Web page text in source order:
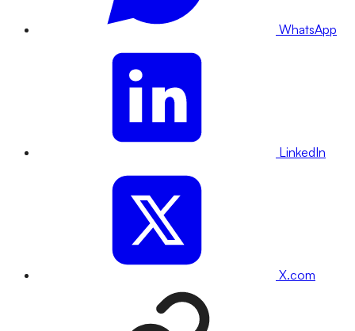
WhatsApp
LinkedIn
X.com